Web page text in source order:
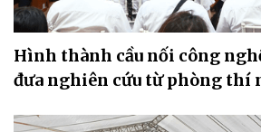
Hình thành cầu nối công
đưa nghiên cứu từ phòng thí